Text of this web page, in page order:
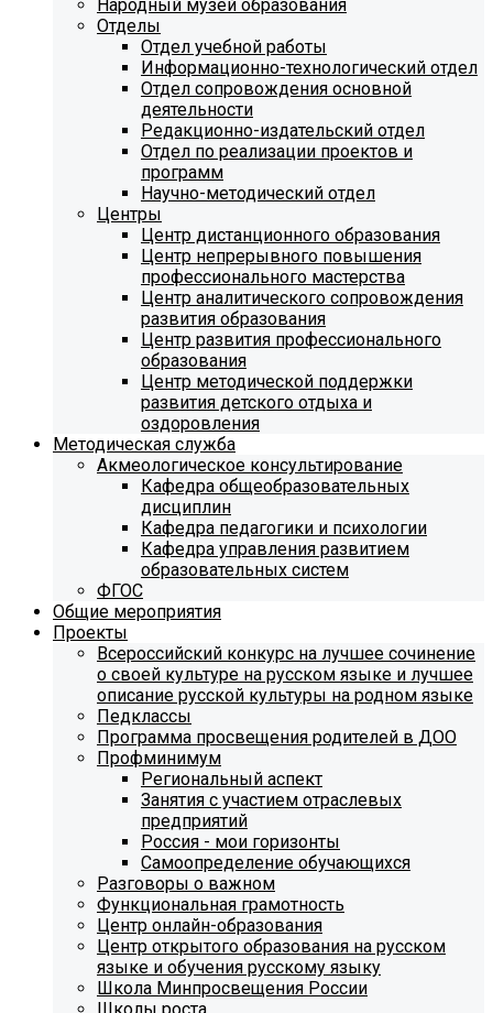
Народный музей образования
Отделы
Отдел учебной работы
Информационно-технологический отдел
Отдел сопровождения основной
деятельности
Редакционно-издательский отдел
Отдел по реализации проектов и
программ
Научно-методический отдел
Центры
Центр дистанционного образования
Центр непрерывного повышения
профессионального мастерства
Центр аналитического сопровождения
развития образования
Центр развития профессионального
образования
Центр методической поддержки
развития детского отдыха и
оздоровления
Методическая служба
Акмеологическое консультирование
Кафедра общеобразовательных
дисциплин
Кафедра педагогики и психологии
Кафедра управления развитием
образовательных систем
ФГОС
Общие мероприятия
Проекты
Всероссийский конкурс на лучшее сочинение
о своей культуре на русском языке и лучшее
описание русской культуры на родном языке
Педклассы
Программа просвещения родителей в ДОО
Профминимум
Региональный аспект
Занятия с участием отраслевых
предприятий
Россия - мои горизонты
Самоопределение обучающихся
Разговоры о важном
Функциональная грамотность
Центр онлайн-образования
Центр открытого образования на русском
языке и обучения русскому языку
Школа Минпросвещения России